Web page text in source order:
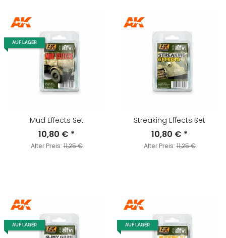
AUF LAGER
Mud Effects Set
10,80 € *
Alter Preis:11,25 €
Streaking Effects Set
10,80 € *
Alter Preis:11,25 €
AUF LAGER AUF LAGER